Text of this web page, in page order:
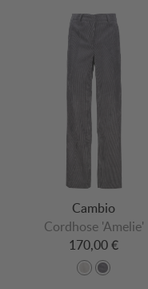
Cambio
Cordhose 'Amelie'
170,00 €